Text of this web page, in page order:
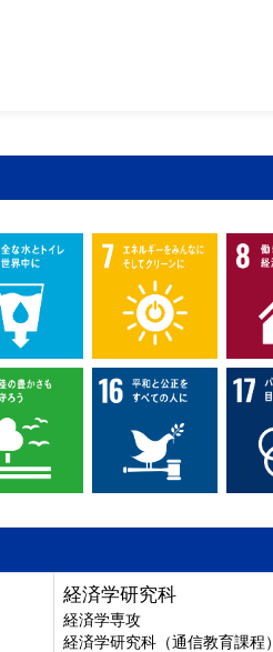
経済学研究科
経済学専攻
経済学研究科（通信教育課程）